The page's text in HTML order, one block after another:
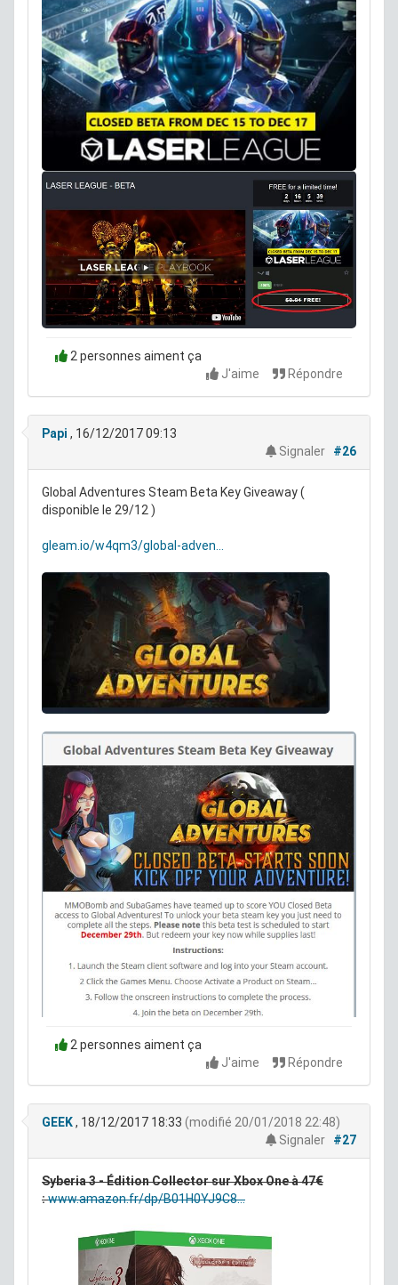
2 personnes aiment ça
J'aime
Répondre
Papi , 16/12/2017 09:13
Signaler
#26
Global Adventures Steam Beta Key Giveaway (
disponible le 29/12 )
gleam.io/w4qm3/global-adven...
2 personnes aiment ça
J'aime
Répondre
GEEK, 18/12/2017 18:33 (modifié 20/01/2018 22:48)
Signaler
#27
Syberia 3 - Édition Collector sur Xbox One à 47€
:www.amazon.fr/dp/B01H0YJ9C8...